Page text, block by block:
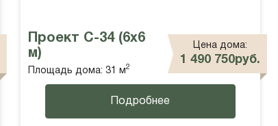
Проект С-34 (6х6
м)
Площадь дома: 31 м2
Цена дома:
1 490 750руб.
Подробнее